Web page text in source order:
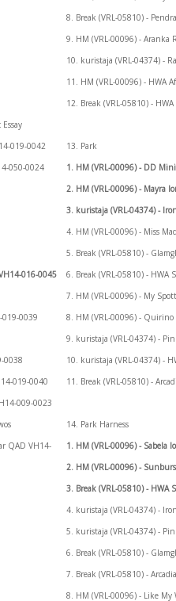
019-0042
050-0024
016-0045
019-0039
0038
019-0040
009-0023
QAD VH14-
8. Break (VRL-05810) -
9. HM (VRL-00096) - Aranka
10. kuristaja (VRL-04374) -
11. HM (VRL-00096) - HWA
12. Break (VRL-05810) -
13. Park
1. HM (VRL-00096) - DD
2. HM (VRL-00096) - Mayra
3. kuristaja (VRL-04374) -
4. HM (VRL-00096) - Miss
5. Break (VRL-05810) -
6. Break (VRL-05810) - HWA
7. HM (VRL-00096) - My
8. HM (VRL-00096) - Quirino
9. kuristaja (VRL-04374) -
10. kuristaja (VRL-04374) -
11. Break (VRL-05810) -
14. Park Harness
1. HM (VRL-00096) - Sabela
2. HM (VRL-00096) -
3. Break (VRL-05810) - HWA
4. kuristaja (VRL-04374) -
5. kuristaja (VRL-04374) -
6. Break (VRL-05810) -
7. Break (VRL-05810) -
8. HM (VRL-00096) - Like My